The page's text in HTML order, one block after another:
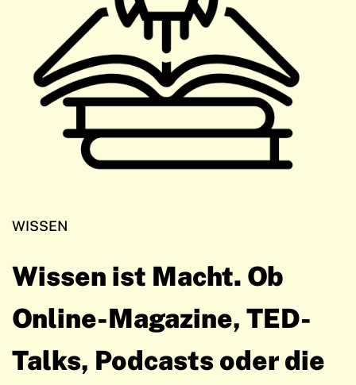
WISSEN
Wissen ist Macht. Ob
Online-Magazine, TED-
Talks, Podcasts oder die